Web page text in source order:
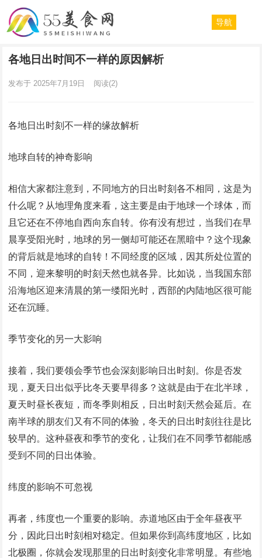
导航
各地日出时间不一样的原因解析
发布于 2025年7月19日 阅读(2)
各地日出时刻不一样的缘故解析
地球自转的神奇影响
相信大家都注意到，不同地方的日出时刻各不相同，这是为
什么呢？从地理角度来看，这主要是由于地球一个球体，而
且它还在不停地自西向东自转。你有没有想过，当我们在早
晨享受阳光时，地球的另一侧却可能还在黑暗中？这个现象
的背后就是地球的自转！不同经度的区域，因其所处位置的
不同，迎来黎明的时刻天然也就各异。比如说，当我国东部
沿海地区迎来清晨的第一缕阳光时，西部的内陆地区很可能
还在沉睡。
季节变化的另一大影响
接着，我们要领会季节也会深刻影响日出时刻。你是否发
现，夏天日出似乎比冬天要早得多？这就是由于在北半球，
夏天时昼长夜短，而冬季则相反，日出时刻天然会延后。在
南半球的朋友们又有不同的体验，冬天的日出时刻往往是比
较早的。这种昼夜和季节的变化，让我们在不同季节都能感
受到不同的日出体验。
纬度的影响不可忽视
再者，纬度也一个重要的影响。赤道地区由于全年昼夜平
分，因此日出时刻相对稳定。但如果你到高纬度地区，比如
北极圈，你就会发现那里的日出时刻变化非常明显。有些地